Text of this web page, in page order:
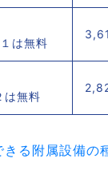
は無料
は無料
る附属設備の